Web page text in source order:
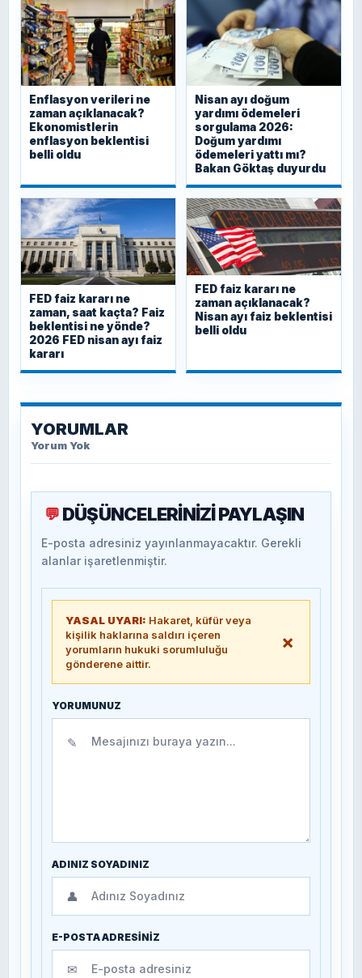
Enflasyon verileri ne
zaman açıklanacak?
Ekonomistlerin
enflasyon beklentisi
belli oldu
Nisan ayı doğum
yardımı ödemeleri
sorgulama 2026:
Doğum yardımı
ödemeleri yattı mı?
Bakan Göktaş duyurdu
FED faiz kararı ne
zaman, saat kaçta? Faiz
beklentisi ne yönde?
2026 FED nisan ayı faiz
kararı
FED faiz kararı ne
zaman açıklanacak?
Nisan ayı faiz beklentisi
belli oldu
YORUMLAR
Yorum Yok
💬 DÜŞÜNCELERİNİZİ PAYLAŞIN
E-posta adresiniz yayınlanmayacaktır. Gerekli
alanlar işaretlenmiştir.
YASAL UYARI: Hakaret, küfür veya
kişilik haklarına saldırı içeren
yorumların hukuki sorumluluğu
gönderene aittir.
×
YORUMUNUZ
✎
ADINIZ SOYADINIZ
👤
E-POSTA ADRESİNİZ
✉